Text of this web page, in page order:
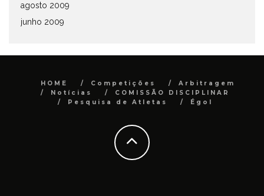
agosto 2009
junho 2009
HOME Competições
Arbitragem
Notícias
COMISSÃO DISCIPLINAR
Pesquisa de Atletas
Égol